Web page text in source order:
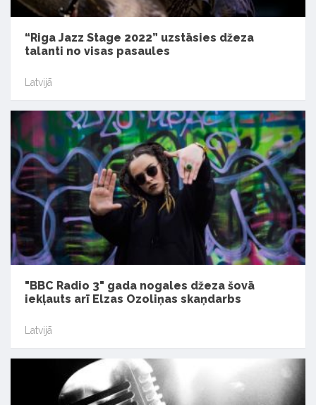
“Riga Jazz Stage 2022” uzstāsies džeza
talanti no visas pasaules
Latvijā
"BBC Radio 3" gada nogales džeza šovā
iekļauts arī Elzas Ozoliņas skaņdarbs
Latvijā